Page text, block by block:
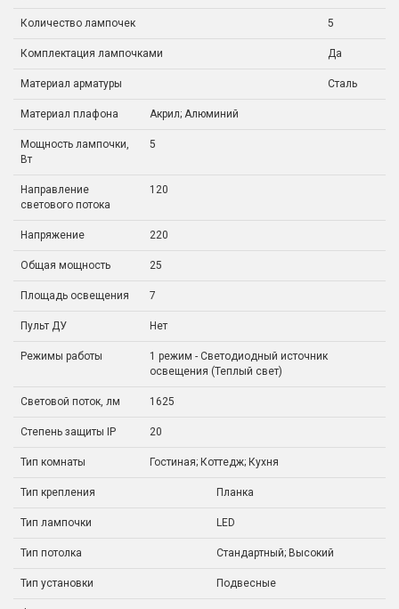
Количество лампочек 5
Комплектация лампочками Да
Материал арматуры Сталь
Материал плафона Акрил; Алюминий
Мощность лампочки,
Вт
5
Направление
светового потока
120
Напряжение 220
Общая мощность 25
Площадь освещения 7
Пульт ДУ Нет
Режимы работы
1 режим - Светодиодный источник
освещения (Теплый свет)
Световой поток, лм 1625
Степень защиты IP 20
Тип комнаты Гостиная; Коттедж; Кухня
Тип крепления Планка
Тип лампочки LED
Тип потолка Стандартный; Высокий
Тип установки Подвесные